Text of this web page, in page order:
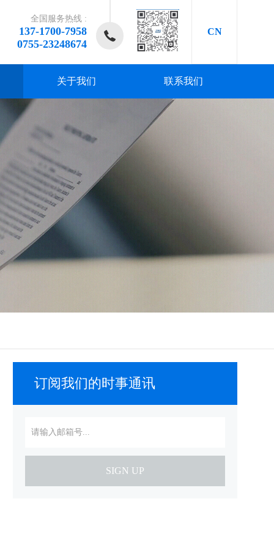
全国服务热线 :
137-1700-7958
0755-23248674
CN
、
、
、
关于我们
、
联系我们
、
订阅我们的时事通讯
SIGN UP